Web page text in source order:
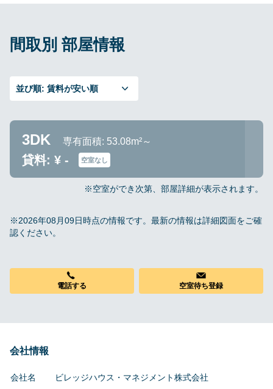
間取別 部屋情報
並び順: 賃料が安い順
3DK 専有面積: 53.08m²～
貸料: ¥ - 空室なし
※空室ができ次第、部屋詳細が表示されます。
※2026年08月09日時点の情報です。最新の情報は詳細図面をご確
認ください。
電話する 空室待ち登録
会社情報
会社名 ビレッジハウス・マネジメント株式会社